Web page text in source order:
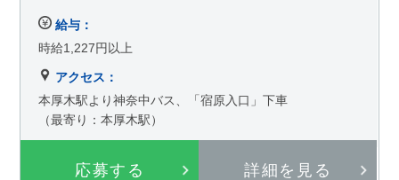
応募する 詳細を見る
給与：
時給1,227円以上
アクセス：
本厚木駅より神奈中バス、「宿原入口」下車
（最寄り：本厚木駅）